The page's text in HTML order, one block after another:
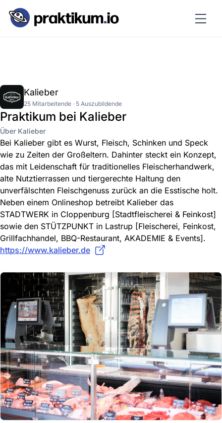
Kalieber
25 Mitarbeitende · 5 Auszubildende
Praktikum bei Kalieber
Über Kalieber
Bei Kalieber gibt es Wurst, Fleisch, Schinken und Speck
wie zu Zeiten der Großeltern. Dahinter steckt ein Konzept,
das mit Leidenschaft für traditionelles Fleischerhandwerk,
alte Nutztierrassen und tiergerechte Haltung den
unverfälschten Fleischgenuss zurück an die Esstische holt.
Neben einem Onlineshop betreibt Kalieber das
STADTWERK in Cloppenburg [Stadtfleischerei & Feinkost]
sowie den STÜTZPUNKT in Lastrup [Fleischerei, Feinkost,
Grillfachhandel, BBQ-Restaurant, AKADEMIE & Events].
https://www.kalieber.de